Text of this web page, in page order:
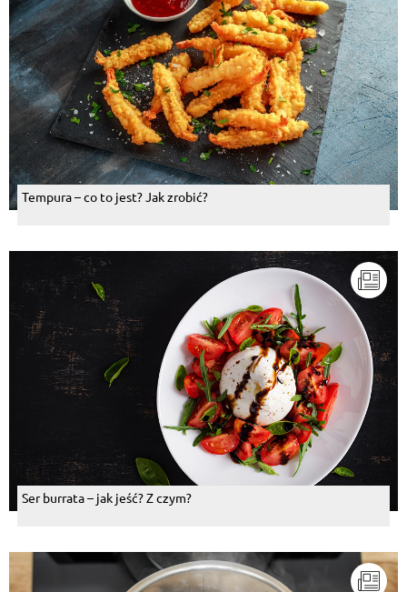
Tempura – co to jest? Jak zrobić?
Ser burrata – jak jeść? Z czym?